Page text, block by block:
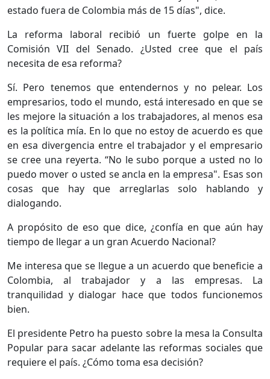
estado fuera de Colombia más de 15 días", dice.
La reforma laboral recibió un fuerte golpe en la
Comisión VII del Senado. ¿Usted cree que el país
necesita de esa reforma?
Sí. Pero tenemos que entendernos y no pelear. Los
empresarios, todo el mundo, está interesado en que se
les mejore la situación a los trabajadores, al menos esa
es la política mía. En lo que no estoy de acuerdo es que
en esa divergencia entre el trabajador y el empresario
se cree una reyerta. “No le subo porque a usted no lo
puedo mover o usted se ancla en la empresa". Esas son
cosas que hay que arreglarlas solo hablando y
dialogando.
A propósito de eso que dice, ¿confía en que aún hay
tiempo de llegar a un gran Acuerdo Nacional?
Me interesa que se llegue a un acuerdo que beneficie a
Colombia, al trabajador y a las empresas. La
tranquilidad y dialogar hace que todos funcionemos
bien.
El presidente Petro ha puesto sobre la mesa la Consulta
Popular para sacar adelante las reformas sociales que
requiere el país. ¿Cómo toma esa decisión?